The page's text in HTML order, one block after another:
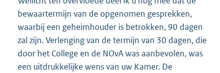
bewaartermijn van de opgenomen gesprekken,
waarbij een geheimhouder is betrokken, 90 dagen
zal zijn. Verlenging van de termijn van 30 dagen, die
door het College en de NOvA was aanbevolen, was
een uitdrukkelijke wens van uw Kamer. De